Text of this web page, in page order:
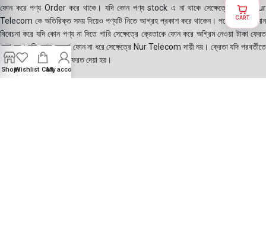
ফোন করে পণ্য Order করে থাকে। যদি কোন পণ্য stock এ না থাকে সেক্ষেত্রে ক্রেতা Nur
Telecom কে অতিরিক্ত সময় দিয়েও পণ্যটি নিতে আগ্রহ প্রকাশ করে থাকেন। পণ্যের গুনগত মান
বিবেচনা করে যদি কোন পণ্য না দিতে পারি সেক্ষেত্রে ক্রেতাকে ফোন করে অগ্রিম নেওয়া টাকা ফেরত
দেয়া হয়। যদি কোন ক্রেতা ফোন না ধরে সেক্ষেত্রে Nur Telecom দায়ী নয়। ক্রেতা যদি পরবর্তীতে
ফোন করে সাথে সাথে টাকা ফেরত দেয়া হয়।
ShopWishlist CartMy account
CART